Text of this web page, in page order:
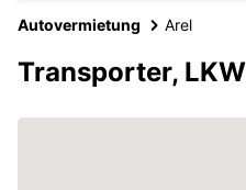
Autovermietung Arel
Transporter,